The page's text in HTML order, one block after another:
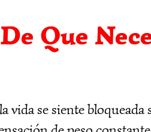
Que
vida se siente